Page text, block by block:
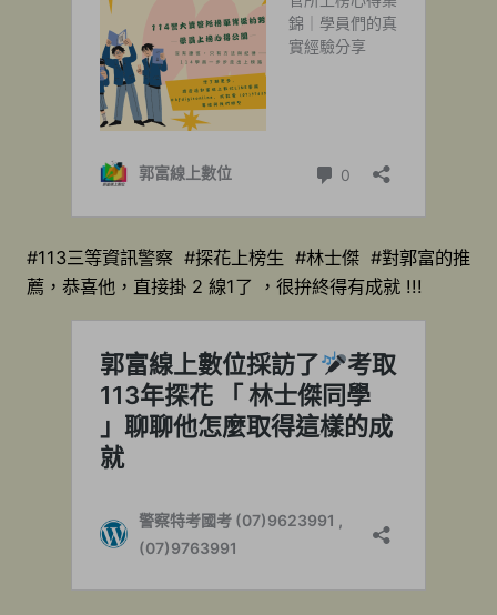
#113三等資訊警察 #探花上榜生 #林士傑 #對郭富的推
薦，恭喜他，直接掛 2 線1了 ，很拚終得有成就 !!!